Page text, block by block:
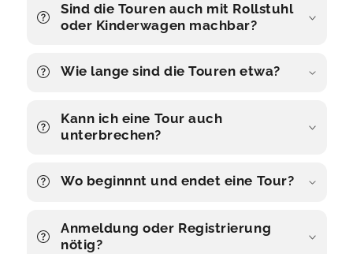
Sind die Touren auch mit Rollstuhl
oder Kinderwagen machbar?
Wie lange sind die Touren etwa?
Kann ich eine Tour auch
unterbrechen?
Wo beginnnt und endet eine Tour?
Anmeldung oder Registrierung
nötig?